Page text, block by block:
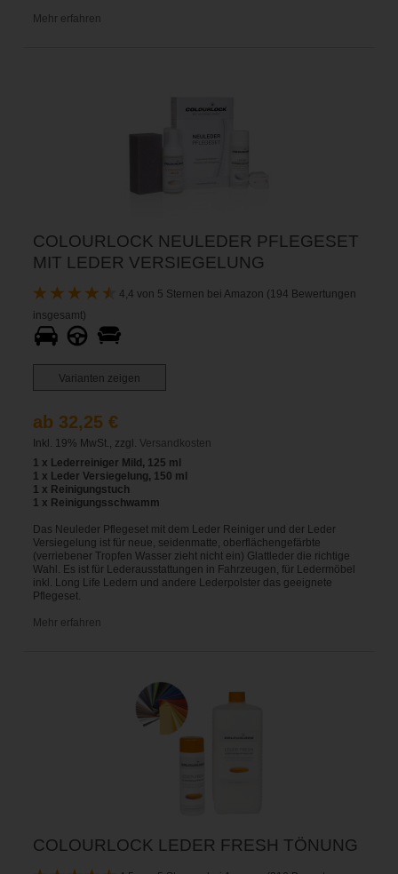
Mehr erfahren
COLOURLOCK NEULEDER PFLEGESET
MIT LEDER VERSIEGELUNG
4,4 von 5 Sternen bei Amazon (194 Bewertungen
insgesamt)
Varianten zeigen
ab 32,25 €
Inkl. 19% MwSt., zzgl. Versandkosten
1 x Lederreiniger Mild, 125 ml
1 x Leder Versiegelung, 150 ml
1 x Reinigungstuch
1 x Reinigungsschwamm
Das Neuleder Pflegeset mit dem Leder Reiniger und der Leder
Versiegelung ist für neue, seidenmatte, oberflächengefärbte
(verriebener Tropfen Wasser zieht nicht ein) Glattleder die richtige
Wahl. Es ist für Lederausstattungen in Fahrzeugen, für Ledermöbel
inkl. Long Life Ledern und andere Lederpolster das geeignete
Pflegeset.
Mehr erfahren
COLOURLOCK LEDER FRESH TÖNUNG